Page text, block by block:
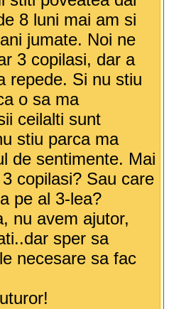
8 luni mai am si
jumate. Noi ne
3 copilasi, dar a
repede. Si nu stiu
o sa ma
ceilalti sunt
stiu parca ma
de sentimente. Mai
copilasi? Sau care
pe al 3-lea?
nu avem ajutor,
sper sa
necesare sa fac